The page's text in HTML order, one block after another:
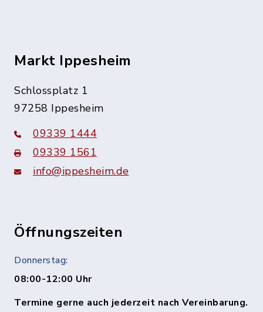
Markt Ippesheim
Schlossplatz 1
97258 Ippesheim
09339 1444
09339 1561
info@ippesheim.de
Öffnungszeiten
Donnerstag:
08:00-12:00 Uhr
Termine gerne auch jederzeit nach Vereinbarung.